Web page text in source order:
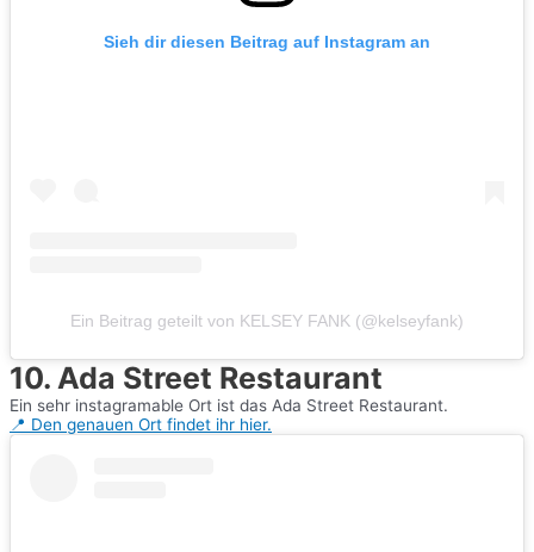
Sieh dir diesen Beitrag auf Instagram an
Ein Beitrag geteilt von KELSEY FANK (@kelseyfank)
10. Ada Street Restaurant
Ein sehr instagramable Ort ist das Ada Street Restaurant.
📍 Den genauen Ort findet ihr hier.